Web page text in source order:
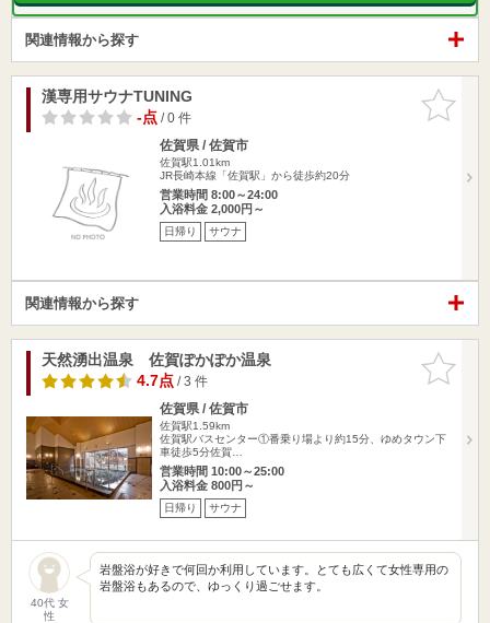
関連情報から探す
お気に入
りに追加
漢専用サウナTUNING
-点/ 0 件
佐賀県 / 佐賀市
佐賀駅1.01km
JR長崎本線「佐賀駅」から徒歩約20分
営業時間 8:00～24:00
入浴料金 2,000円～
日帰り サウナ
関連情報から探す
お気に入
りに追加
天然湧出温泉 佐賀ぽかぽか温泉
4.7点/ 3 件
佐賀県 / 佐賀市
佐賀駅1.59km
佐賀駅バスセンター①番乗り場より約15分、ゆめタウン下
車徒歩5分佐賀…
営業時間 10:00～25:00
入浴料金 800円～
日帰り サウナ
40代 女
性
岩盤浴が好きで何回か利用しています。とても広くて女性専用の
岩盤浴もあるので、ゆっくり過ごせます。